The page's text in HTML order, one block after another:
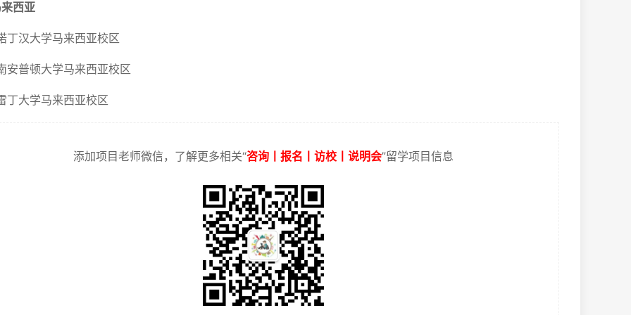
西亚
大学马来西亚校区
顿大学马来西亚校区
学马来西亚校区
添加项目老师微信，了解更多相关“咨询丨报名丨访校丨说明会”留学项目信息